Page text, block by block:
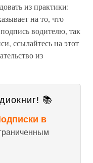
из практики:
на то, что
водителю, так
ссылайтесь на этот
из
📚
в